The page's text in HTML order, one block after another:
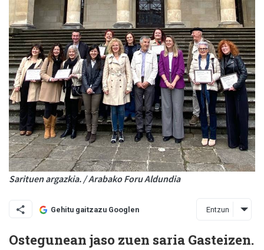
Sarituen argazkia. / Arabako Foru Aldundia
Gehitu gaitzazu Googlen Entzun
Ostegunean jaso zuen saria Gasteizen.